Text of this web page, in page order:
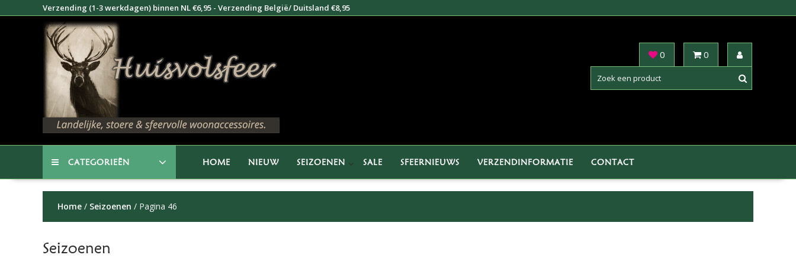
naar
Verzending (1-3 werkdagen) binnen NL €6,95 - Verzending België/ Duitsland €8,95
0 0
CATEGORIEËN HOME NIEUW SEIZOENEN SALE SFEERNIEUWS VERZENDINFORMATIE CONTACT
Home / Seizoenen / Pagina 46
Seizoenen